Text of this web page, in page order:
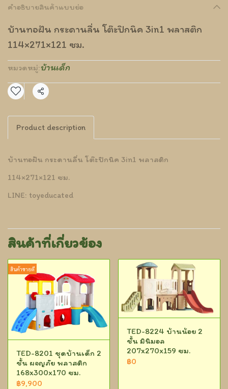
คำอธิบายสินค้าแบบย่อ
บ้านทอฝัน กระดานลื่น โต๊ะปิกนิค 3in1 พลาสติก
114×271×121 ซม.
หมวดหมู่:บ้านเด็ก
แชร์
Product description
บ้านทอฝัน กระดานลื่น โต๊ะปิกนิค 3in1 พลาสติก
114×271×121 ซม.
LINE: toyeducated
สินค้าที่เกี่ยวข้อง
สินค้าขายดี
TED-8201 ชุดบ้านเด็ก 2
ชั้น ผจญภัย พลาสติก
168x300x170 ซม.
฿9,900
TED-8224 บ้านน้อย 2
ชั้น มินิมอล
207x270x159 ซม.
฿0